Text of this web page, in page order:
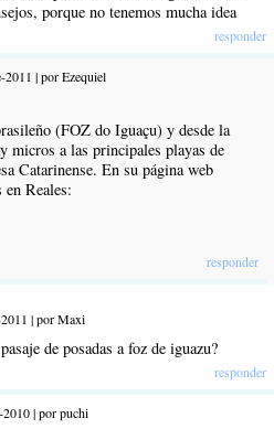
porque no tenemos mucha idea
responder
2011 | por Ezequiel
(FOZ do Iguaçu) y desde la
micros a las principales playas de
Catarinense. En su página web
Reales:
responder
| por Maxi
de posadas a foz de iguazu?
responder
| por puchi